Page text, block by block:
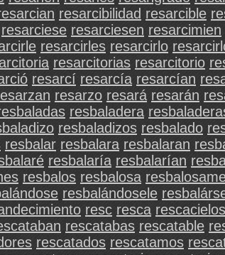
resarcibilidad resarcible
resarciese resarciesen resarcimien
resarcirles resarcirlo
resarcitorias resarcitorio
resarcí resarcía resarcían
resarzo resará resarán
resbaladera
resbaladizos resbalado
resbalar resbalara resbalaran
resbalaría resbalarían
resbalos resbalosa
resbalándosele
resc resca rescacielos
rescatabas rescatable
rescatados rescatamos